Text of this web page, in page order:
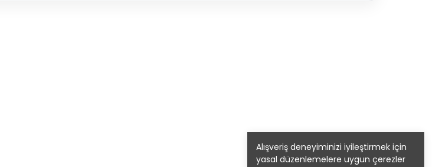
Alışveriş deneyiminizi iyileştirmek için
yasal düzenlemelere uygun çerezler